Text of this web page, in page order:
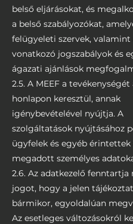
belső eljárásokat, és
a belső szabályozókat,
felügyeleti szervek, valamint
vonatkozó jogszabályok és
ágazati ajánlások
2.5. A MEEF a tevékenységét
honlapon keresztül, annak
igénybevételével nyújtja. A
szolgáltatások nyújtásához
ügyfelek és egyéb érintettek
megadott személyes
2.6. Az adatkezelő fenntartja
jogot, hogy a jelen
bármikor, egyoldalúan
Az esetleges változásokról